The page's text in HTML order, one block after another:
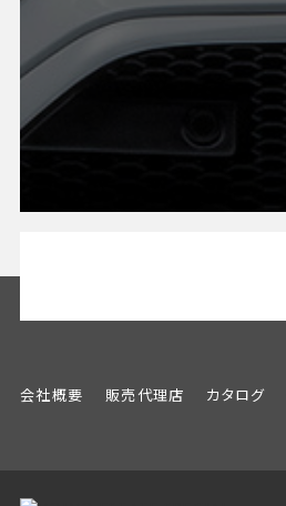
会社概要 販売代理店 カタログ